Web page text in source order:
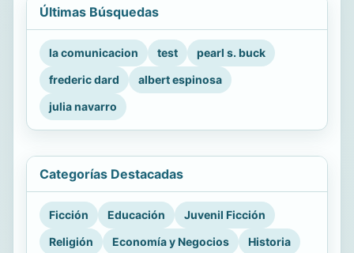
Últimas Búsquedas
la comunicacion test
pearl s. buck
frederic dard
albert espinosa
julia navarro
Categorías Destacadas
Ficción Educación
Juvenil Ficción
Religión
Economía y Negocios Historia